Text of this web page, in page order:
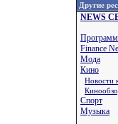
Другие
NEWS
Finance
Мода
Кино
Новости
Спорт
Музыка